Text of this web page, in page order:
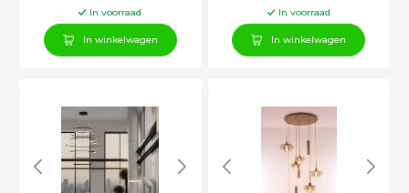
In voorraad
In winkelwagen
In voorraad
In winkelwagen